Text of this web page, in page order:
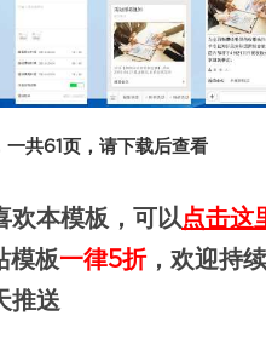
一共61页，请下载后查看
欢本模板，可以点击这
模板一律5折，欢迎持
推送